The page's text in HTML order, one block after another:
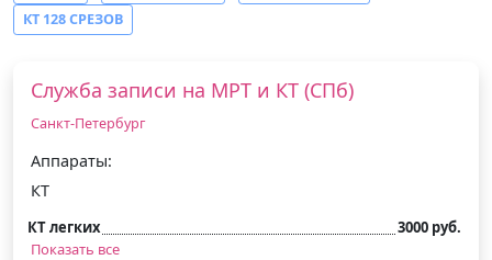
КТ 128 СРЕЗОВ
Служба записи на МРТ и КТ (СПб)
Санкт-Петербург
Аппараты:
КТ
КТ легких
3000 руб.
Показать все